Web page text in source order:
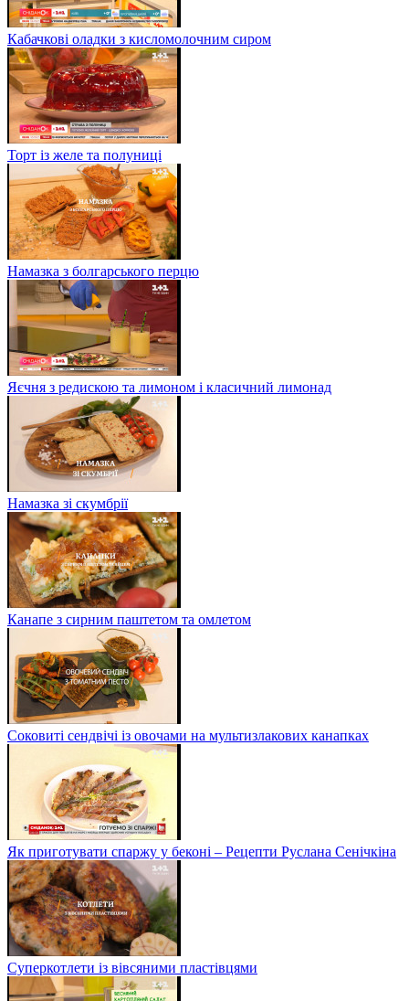
Кабачкові оладки з кисломолочним сиром
Торт із желе та полуниці
Намазка з болгарського перцю
Яєчня з редискою та лимоном і класичний лимонад
Намазка зі скумбрії
Канапе з сирним паштетом та омлетом
Соковиті сендвічі із овочами на мультизлакових канапках
Як приготувати спаржу у беконі – Рецепти Руслана Сенічкіна
Суперкотлети із вівсяними пластівцями